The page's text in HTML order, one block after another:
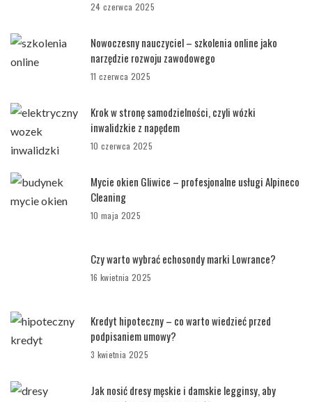
24 czerwca 2025
Nowoczesny nauczyciel – szkolenia online jako
narzędzie rozwoju zawodowego
11 czerwca 2025
Krok w stronę samodzielności, czyli wózki
inwalidzkie z napędem
10 czerwca 2025
Mycie okien Gliwice – profesjonalne usługi Alpineco
Cleaning
10 maja 2025
Czy warto wybrać echosondy marki Lowrance?
16 kwietnia 2025
Kredyt hipoteczny – co warto wiedzieć przed
podpisaniem umowy?
3 kwietnia 2025
Jak nosić dresy męskie i damskie legginsy, aby